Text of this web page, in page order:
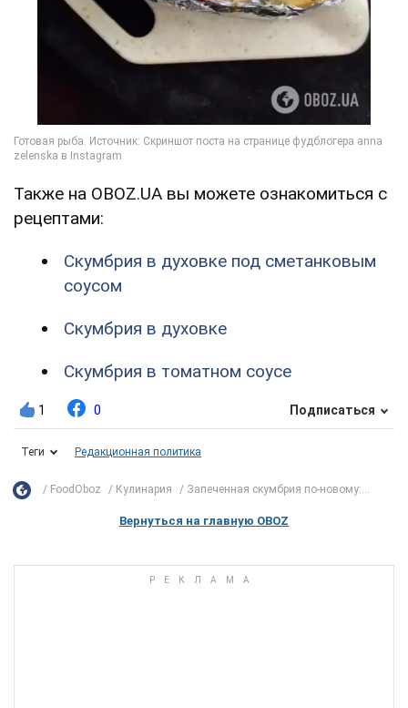
Также на OBOZ.UA вы можете ознакомиться с
рецептами:
Скумбрия в духовке под сметанковым
соусом
Скумбрия в духовке
Скумбрия в томатном соусе
1 0 Подписаться
Теги Редакционная политика
FoodOboz Кулинария Запеченная скумбрия по-новому:...
Вернуться на главную OBOZ